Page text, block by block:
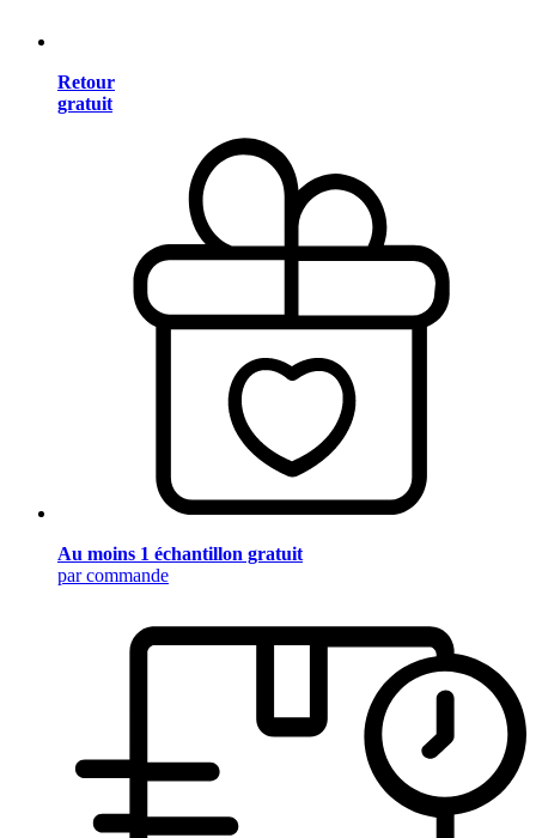
Retour
gratuit
Au moins 1 échantillon gratuit
par commande